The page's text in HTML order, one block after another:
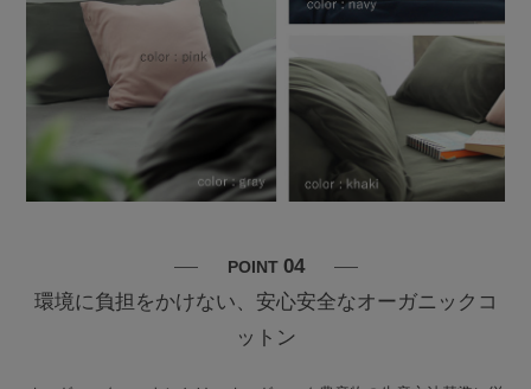
POINT 04
環境に負担をかけない、安心安全なオーガニックコ
ットン